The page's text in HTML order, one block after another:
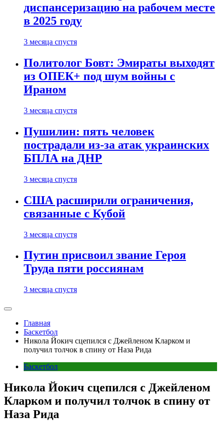
диспансеризацию на рабочем месте
в 2025 году
3 месяца спустя
Политолог Бовт: Эмираты выходят
из ОПЕК+ под шум войны с
Ираном
3 месяца спустя
Пушилин: пять человек
пострадали из-за атак украинских
БПЛА на ДНР
3 месяца спустя
США расширили ограничения,
связанные с Кубой
3 месяца спустя
Путин присвоил звание Героя
Труда пяти россиянам
3 месяца спустя
Главная
Баскетбол
Никола Йокич сцепился с Джейленом Кларком и
получил толчок в спину от Наза Рида
Баскетбол
Никола Йокич сцепился с Джейленом
Кларком и получил толчок в спину от
Наза Рида